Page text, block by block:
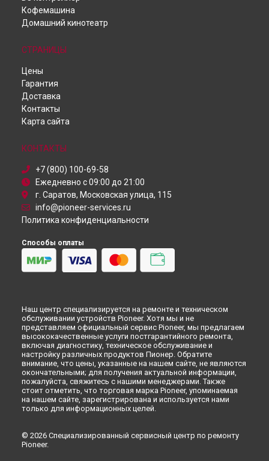
Ремонт ресивера VSX-934 Pioneer в
Ремонт ресивера VSX-934 Pioneer в
Ремонт ресивера VSX-934 Pioneer в
Ремонт ресивера VSX-934 Pioneer в
Ремонт ресивера VSX-934 Pioneer в
Ремонт ресивера VSX-934 Pioneer в
Кофемашина
Домашний кинотеатр
СТРАНИЦЫ
Цены
Гарантия
Доставка
Контакты
Карта сайта
КОНТАКТЫ
+7 (800) 100-69-58
Ежедневно с 09:00 до 21:00
г. Саратов, Московская улица, 115
info@pioneer-services.ru
Политика конфиденциальности
Способы оплаты
Наш центр специализируется на ремонте и техническом
обслуживании устройств Pioneer. Хотя мы и не
представляем официальный сервис Pioneer, мы предлагаем
высококачественные услуги постгарантийного ремонта,
включая диагностику, техническое обслуживание и
настройку различных продуктов Пионер. Обратите
внимание, что цены, указанные на нашем сайте, не являются
окончательными; для получения актуальной информации,
пожалуйста, свяжитесь с нашими менеджерами. Также
стоит отметить, что торговая марка Pioneer, упоминаемая
на нашем сайте, зарегистрирована и используется нами
только для информационных целей.
© 2026 Специализированный сервисный центр по ремонту
Pioneer.